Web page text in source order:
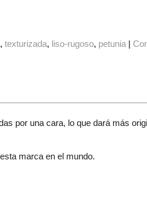
texturizada liso-rugoso petunia |
por una cara, lo que dará más
marca en el mundo.